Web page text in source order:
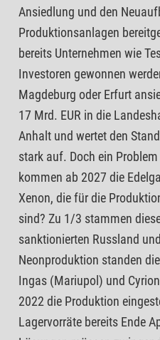
Ansiedlung und den
Produktionsanlagen
bereits Unternehmen wie
Investoren gewonnen
Magdeburg oder Erfurt
17 Mrd. EUR in die
Anhalt und wertet den
stark auf. Doch ein
kommen ab 2027 die
Xenon, die für die
sind? Zu 1/3 stammen
sanktionierten Russland
Neonproduktion standen
Ingas (Mariupol) und
2022 die Produktion
Lagervorräte bereits Ende